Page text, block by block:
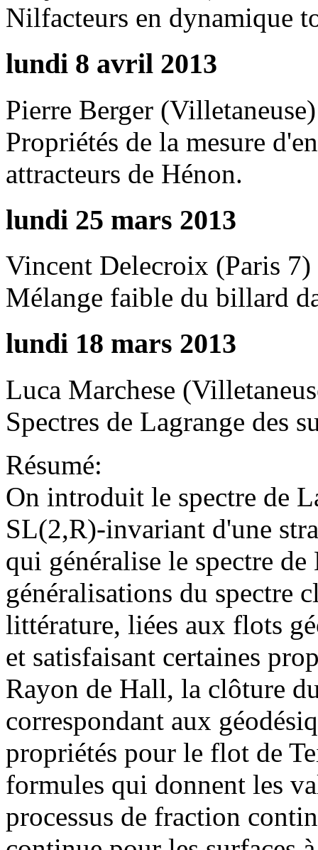
Nilfacteurs en dynamique
lundi 8 avril 2013
Pierre Berger (Villetaneuse)
Propriétés de la mesure
attracteurs de Hénon.
lundi 25 mars 2013
Vincent Delecroix (Paris 7)
Mélange faible du billard
lundi 18 mars 2013
Luca Marchese
Spectres de Lagrange des
Résumé:
On introduit le spectre de
SL(2,R)-invariant d'une
qui généralise le spectre
généralisations du spectre
littérature, liées aux flots
et satisfaisant certaines
Rayon de Hall, la clôture
correspondant aux
propriétés pour le flot de
formules qui donnent les
processus de fraction